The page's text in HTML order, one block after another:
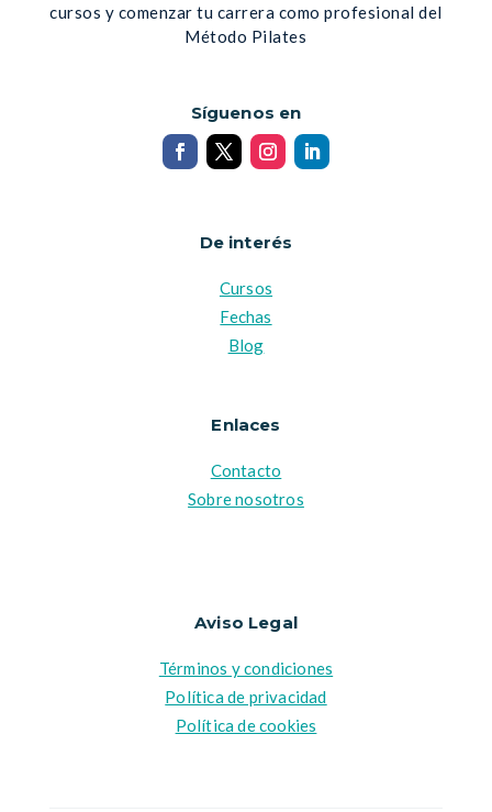
cursos y comenzar tu carrera como profesional del
Método Pilates
Síguenos en
De interés
Cursos
Fechas
Blog
Enlaces
Contacto
Sobre nosotros
Aviso Legal
Términos y condiciones
Política de privacidad
Política de cookies